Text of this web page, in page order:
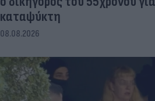
καταψύκτη
08.08.2026